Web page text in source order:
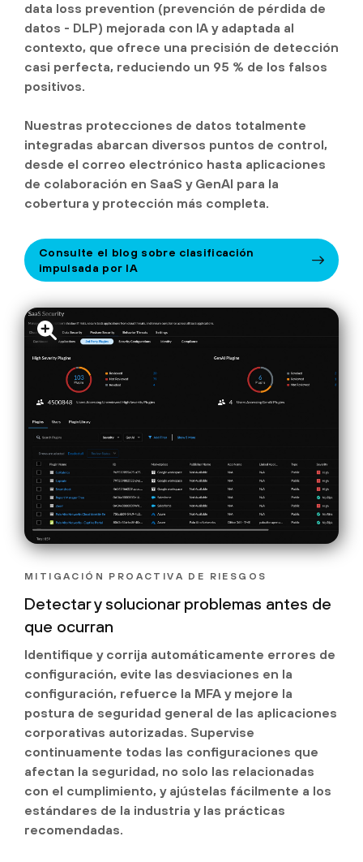
data loss prevention (prevención de pérdida de
datos - DLP) mejorada con IA y adaptada al
contexto, que ofrece una precisión de detección
casi perfecta, reduciendo un 95 % de los falsos
positivos.
Nuestras protecciones de datos totalmente
integradas abarcan diversos puntos de control,
desde el correo electrónico hasta aplicaciones
de colaboración en SaaS y GenAI para la
cobertura y protección más completa.
Consulte el blog sobre clasificación
impulsada por IA
MITIGACIÓN PROACTIVA DE RIESGOS
Detectar y solucionar problemas antes de
que ocurran
Identifique y corrija automáticamente errores de
configuración, evite las desviaciones en la
configuración, refuerce la MFA y mejore la
postura de seguridad general de las aplicaciones
corporativas autorizadas. Supervise
continuamente todas las configuraciones que
afectan la seguridad, no solo las relacionadas
con el cumplimiento, y ajústelas fácilmente a los
estándares de la industria y las prácticas
recomendadas.